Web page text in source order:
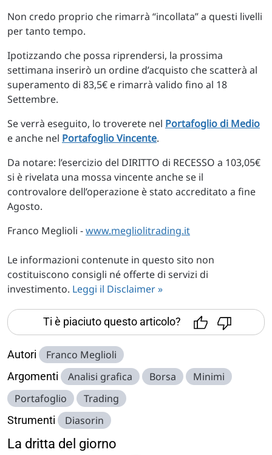
Non credo proprio che rimarrà “incollata” a questi livelli
per tanto tempo.
Ipotizzando che possa riprendersi, la prossima
settimana inserirò un ordine d’acquisto che scatterà al
superamento di 83,5€ e rimarrà valido fino al 18
Settembre.
Se verrà eseguito, lo troverete nel Portafoglio di Medio
e anche nel Portafoglio Vincente.
Da notare: l’esercizio del DIRITTO di RECESSO a 103,05€
si è rivelata una mossa vincente anche se il
controvalore dell’operazione è stato accreditato a fine
Agosto.
Franco Meglioli -www.megliolitrading.it
Le informazioni contenute in questo sito non
costituiscono consigli né offerte di servizi di
investimento. Leggi il Disclaimer »
Ti è piaciuto questo articolo?
Autori Franco Meglioli
Argomenti Analisi grafica Borsa
Minimi
Portafoglio
Trading
Strumenti Diasorin
La dritta del giorno